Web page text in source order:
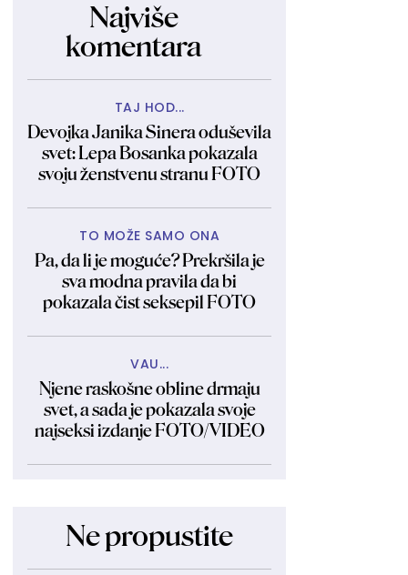
Najviše
komentara
TAJ HOD...
Devojka Janika Sinera oduševila
svet: Lepa Bosanka pokazala
svoju ženstvenu stranu FOTO
TO MOŽE SAMO ONA
Pa, da li je moguće? Prekršila je
sva modna pravila da bi
pokazala čist seksepil FOTO
VAU...
Njene raskošne obline drmaju
svet, a sada je pokazala svoje
najseksi izdanje FOTO/VIDEO
Ne propustite